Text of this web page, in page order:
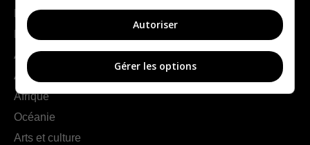
France
Europe
Amériques
Asie
Afrique
Océanie
Arts et culture
Autoriser
Gérer les options